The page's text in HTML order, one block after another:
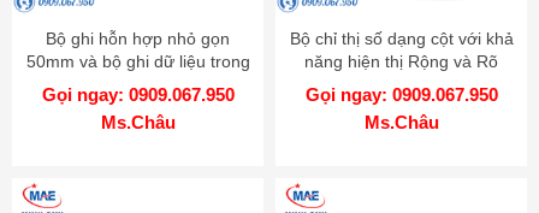
Bộ ghi hỗn hợp nhỏ gọn
50mm và bộ ghi dữ liệu trong
một - Model KRN50
Gọi ngay: 0909.067.950
Ms.Châu
Bộ chỉ thị số dạng cột với khả
năng hiện thị Rộng và Rõ
hơn - Model KN-1000B
Gọi ngay: 0909.067.950
Ms.Châu